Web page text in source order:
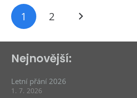
1 2
Nejnovější:
Letní přání 2026
1. 7. 2026